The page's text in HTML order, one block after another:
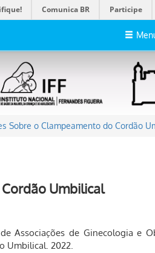
Comunica BR Participe
Sobre o Clampeamento do Cordão
Umbilical
Associações de Ginecologia e
Umbilical. 2022.